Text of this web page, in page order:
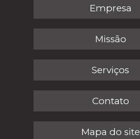
Empresa
Missão
Serviços
Contato
Mapa do site